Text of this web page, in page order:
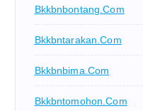
Bkkbnbontang.com
Bkkbntarakan.com
Bkkbnbima.com
Bkkbntomohon.com